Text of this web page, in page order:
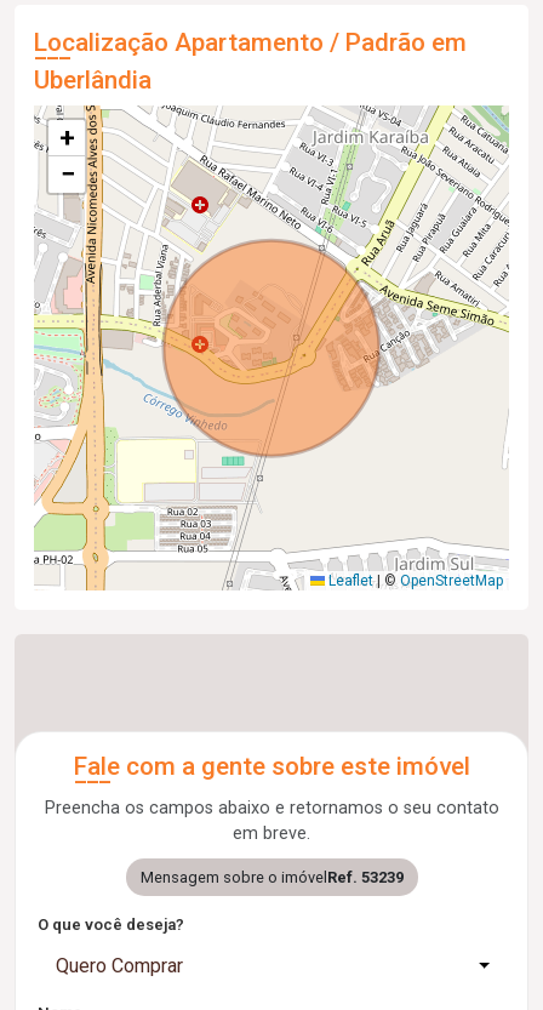
Localização Apartamento / Padrão em
Uberlândia
+
−
Leaflet | © OpenStreetMap
Fale com a gente sobre este imóvel
Preencha os campos abaixo e retornamos o seu contato
em breve.
Mensagem sobre o imóvel Ref. 53239
O que você deseja?
Quero Comprar